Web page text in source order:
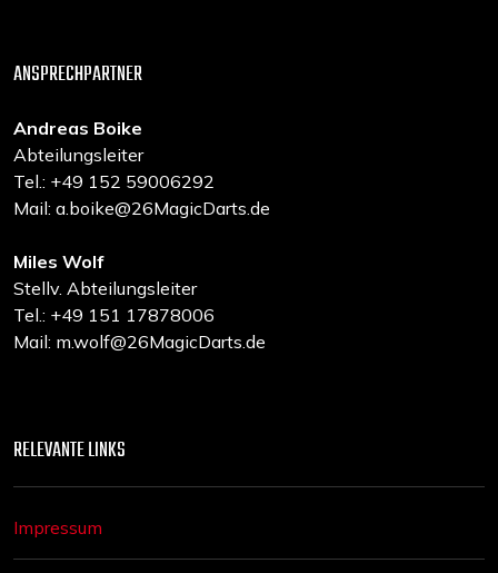
ANSPRECHPARTNER
Andreas Boike
Abteilungsleiter
Tel.: +49 152 59006292
Mail: a.boike@26MagicDarts.de
Miles Wolf
Stellv. Abteilungsleiter
Tel.: +49 151 17878006
Mail: m.wolf@26MagicDarts.de
RELEVANTE LINKS
Impressum